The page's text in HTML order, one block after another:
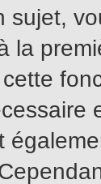
sujet,
la